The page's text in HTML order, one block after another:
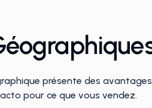
présente des
pour ce que vous vendez.